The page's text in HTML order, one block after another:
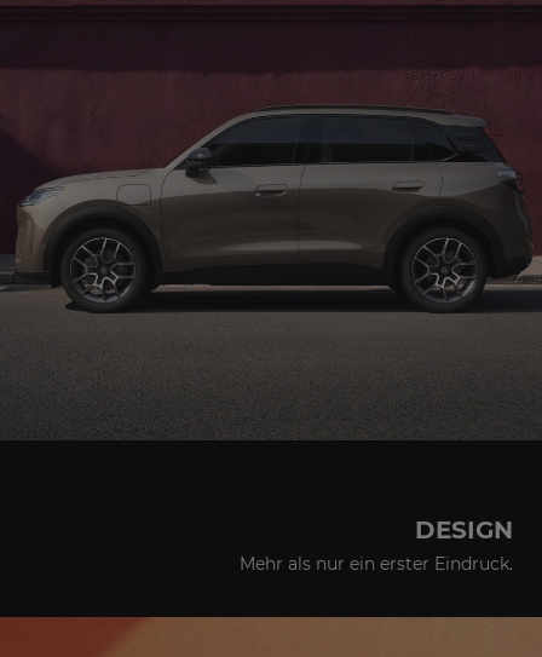
DESIGN
Mehr als nur ein erster Eindruck.